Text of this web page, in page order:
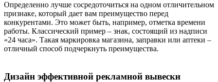
Определенно лучше сосредоточиться на одном отличительном
признаке, который дает вам преимущество перед
конкурентами. Это может быть, например, отметка времени
работы. Классический пример – знак, состоящий из надписи
«24 часа». Такая маркировка магазина, заправки или аптеки –
отличный способ подчеркнуть преимущества.
Дизайн эффективной рекламной вывески